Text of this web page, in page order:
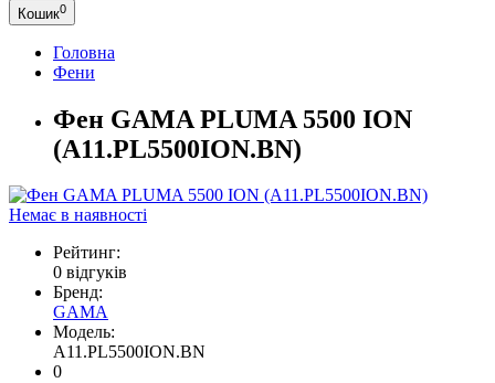
Кошик0
Головна
Фени
Фен GAMA PLUMA 5500 ION
(A11.PL5500ION.BN)
Немає в наявності
Рейтинг:
0 відгуків
Бренд:
GAMA
Модель:
A11.PL5500ION.BN
0